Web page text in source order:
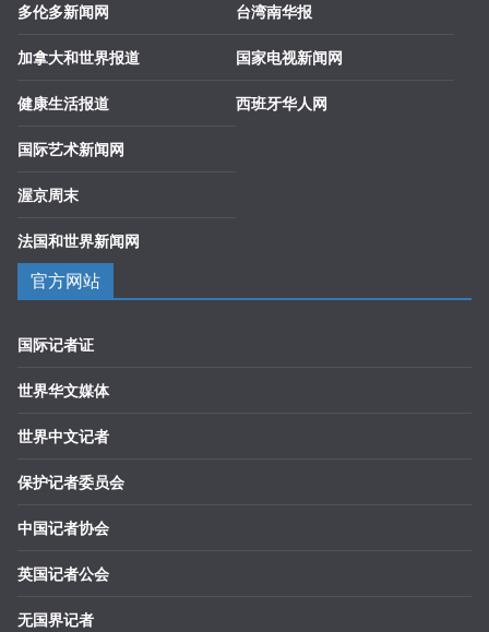
多伦多新闻网
加拿大和世界报道
健康生活报道
国际艺术新闻网
渥京周末
法国和世界新闻网
台湾南华报
国家电视新闻网
西班牙华人网
官方网站
国际记者证
世界华文媒体
世界中文记者
保护记者委员会
中国记者协会
英国记者公会
无国界记者